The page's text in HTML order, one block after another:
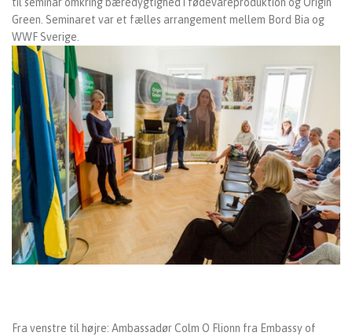
til seminar omkring bæredygtighed i fødevareproduktion og Origin
Green. Seminaret var et fælles arrangement mellem Bord Bia og
WWF Sverige.
Fra venstre til højre: Ambassadør Colm O Flionn fra Embassy of